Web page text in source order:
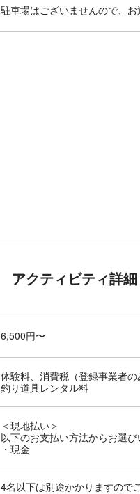
駐車場はございませんので、お
アクティビティ詳細
6,500円〜
体験料、消費税（登録事業者の
釣り道具レンタル料
＜現地払い＞
以下のお支払い方法からお選び
・現金
4名以下は別途かかりますので